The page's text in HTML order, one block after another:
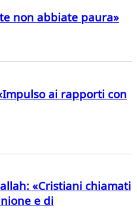
non abbiate paura»
ai rapporti con
«Cristiani chiamati
e di